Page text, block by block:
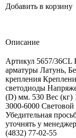
Добавить в корзину
Описание
Артикул 5657/
арматуры Латунь,
крепления
светодиоды
(D) мм. 530 Вес (кг)
3000-6000
Убедительная
уточнять у
(4832) 77-02-55